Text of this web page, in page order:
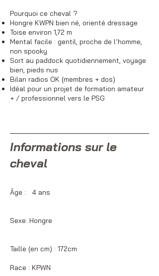
Pourquoi ce cheval ?
Hongre KWPN bien né, orienté dressage
Toise environ 1,72 m
Mental facile : gentil, proche de l’homme,
non spooky
Sort au paddock quotidiennement, voyage
bien, pieds nus
Bilan radios OK (membres + dos)
Idéal pour un projet de formation amateur
+ / professionnel vers le PSG
Informations sur le
cheval
Âge : 4 ans
Sexe: Hongre
Taille (en cm) : 172cm
Race : KPWN